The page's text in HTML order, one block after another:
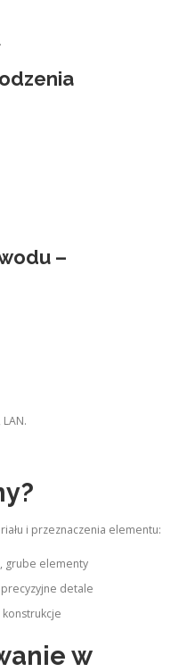
–
i przeznaczenia elementu:
grube elementy
detale
w